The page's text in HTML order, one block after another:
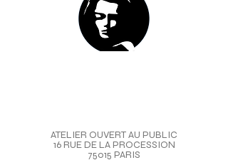
ATELIER OUVERT AU PUBLIC
16 RUE DE LA PROCESSION
75015 PARIS